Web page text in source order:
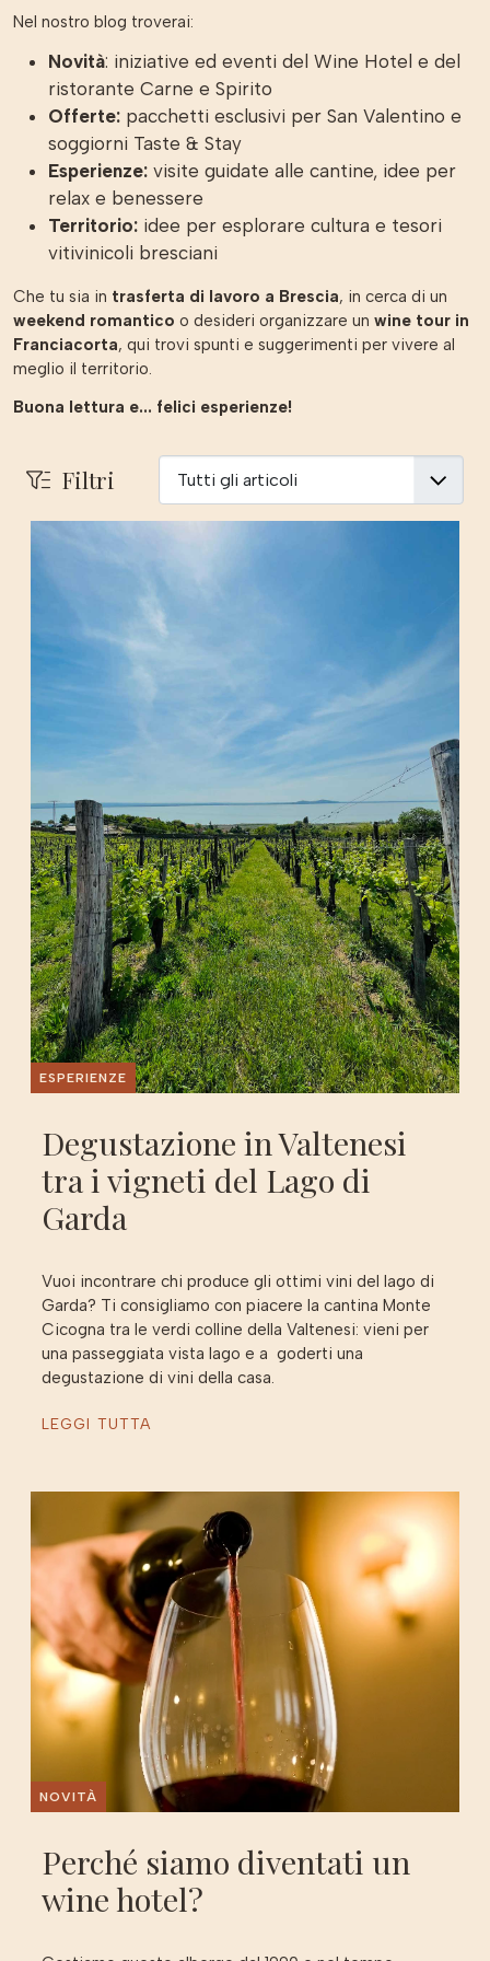
Nel nostro blog troverai:
Novità: iniziative ed eventi del Wine Hotel e del
ristorante Carne e Spirito
Offerte: pacchetti esclusivi per San Valentino e
soggiorni Taste & Stay
Esperienze: visite guidate alle cantine, idee per
relax e benessere
Territorio: idee per esplorare cultura e tesori
vitivinicoli bresciani
Che tu sia in trasferta di lavoro a Brescia, in cerca di un
weekend romantico o desideri organizzare un wine tour in
Franciacorta, qui trovi spunti e suggerimenti per vivere al
meglio il territorio.
Buona lettura e... felici esperienze!
Filtri
ESPERIENZE
Degustazione in Valtenesi
tra i vigneti del Lago di
Garda
Vuoi incontrare chi produce gli ottimi vini del lago di
Garda? Ti consigliamo con piacere la cantina Monte
Cicogna tra le verdi colline della Valtenesi: vieni per
una passeggiata vista lago e a goderti una
degustazione di vini della casa.
LEGGI TUTTA
NOVITÀ
Perché siamo diventati un
wine hotel?